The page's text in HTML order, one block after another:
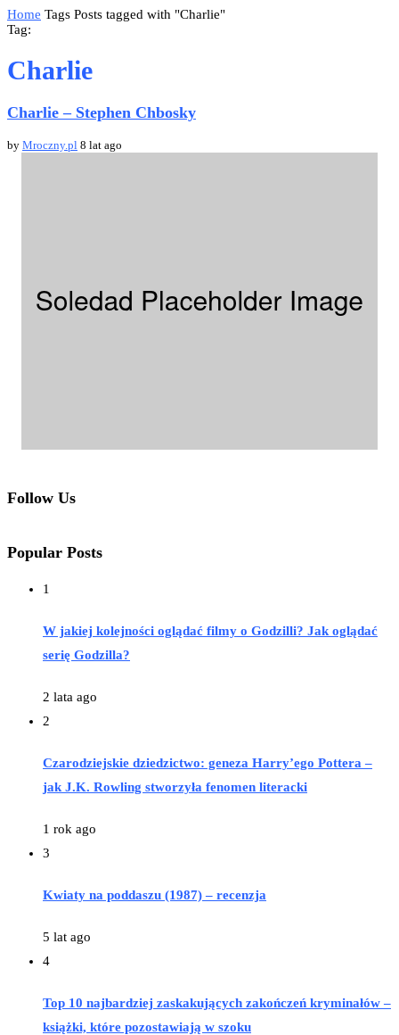
Home Tags Posts tagged with "Charlie"
Tag:
Charlie
Charlie – Stephen Chbosky
by Mroczny.pl 8 lat ago
Follow Us
Popular Posts
1
W jakiej kolejności oglądać filmy o Godzilli? Jak oglądać
serię Godzilla?
2 lata ago
2
Czarodziejskie dziedzictwo: geneza Harry’ego Pottera –
jak J.K. Rowling stworzyła fenomen literacki
1 rok ago
3
Kwiaty na poddaszu (1987) – recenzja
5 lat ago
4
Top 10 najbardziej zaskakujących zakończeń kryminałów –
książki, które pozostawiają w szoku